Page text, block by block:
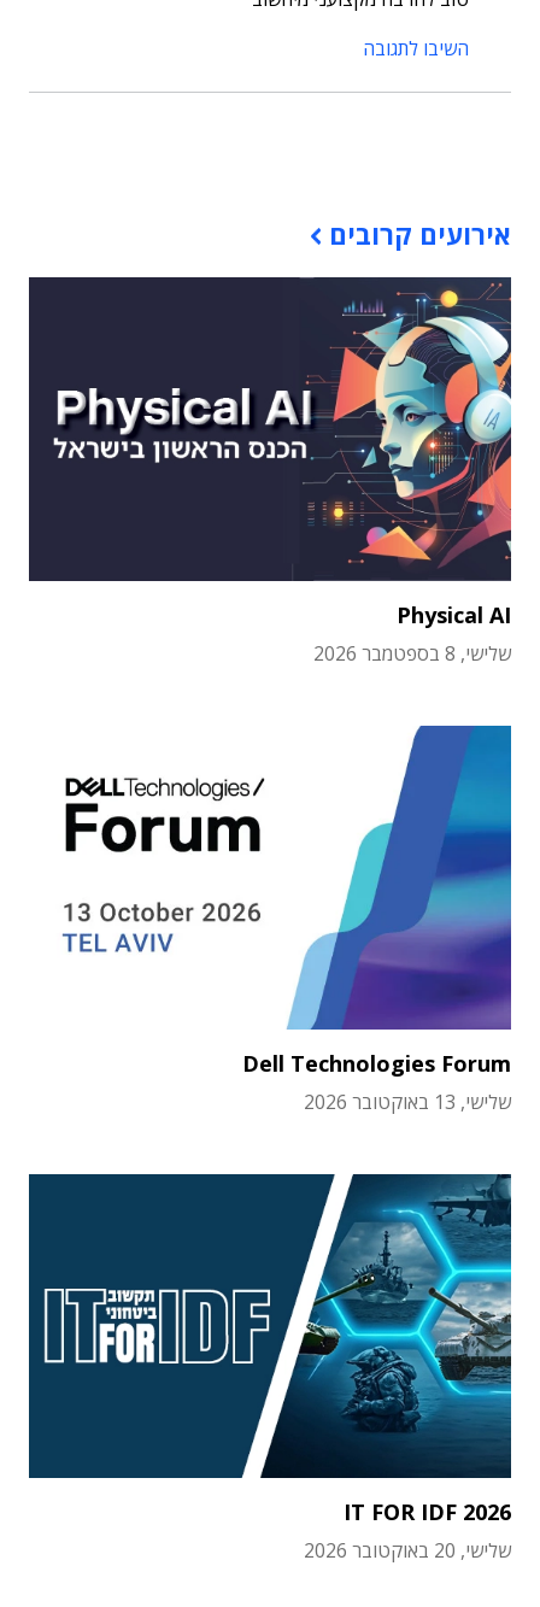
השיבו לתגובה
אירועים קרובים
Physical AI
שלישי, 8 בספטמבר 2026
Dell Technologies Forum
שלישי, 13 באוקטובר 2026
IT FOR IDF 2026
שלישי, 20 באוקטובר 2026